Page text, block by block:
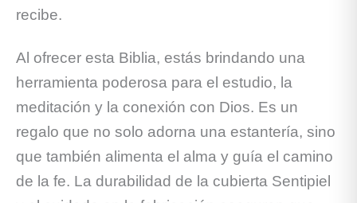
recibe.
Al ofrecer esta Biblia, estás brindando una
herramienta poderosa para el estudio, la
meditación y la conexión con Dios. Es un
regalo que no solo adorna una estantería, sino
que también alimenta el alma y guía el camino
de la fe. La durabilidad de la cubierta Sentipiel